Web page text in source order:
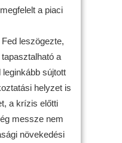
a piaci
leszögezte,
a
sújtott
helyzet is
a krízis előtti
messze nem
növekedési